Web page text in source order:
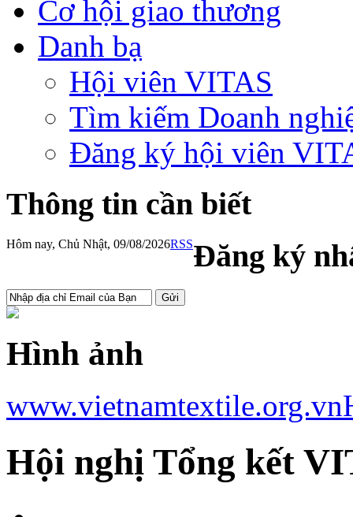
Cơ hội giao thương
Danh bạ
Hội viên VITAS
Tìm kiếm Doanh
Đăng ký hội viên
Thông tin cần biết
Hôm nay, Chủ Nhật, 09/08/2026RSSĐăng ký
Hình ảnh
www.vietnamtextile.org.vn
Hội nghị Tổng kết